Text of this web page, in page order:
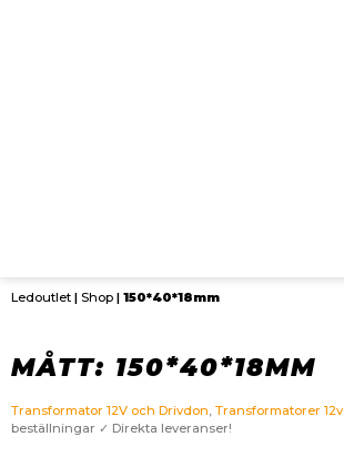
Ledoutlet | Shop | 150*40*18mm
MÅTT: 150*40*18MM
Transformator 12V och Drivdon Transformatorer 12v
beställningar ✓ Direkta leveranser!